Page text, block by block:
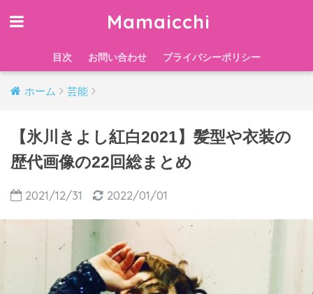
Mamaicchi
目次 お問い合わせ プライバシーポリシー
ホーム 芸能
【氷川きよし紅白2021】髪型や衣装の
歴代画像の22回総まとめ
2021/12/31 2022/01/01